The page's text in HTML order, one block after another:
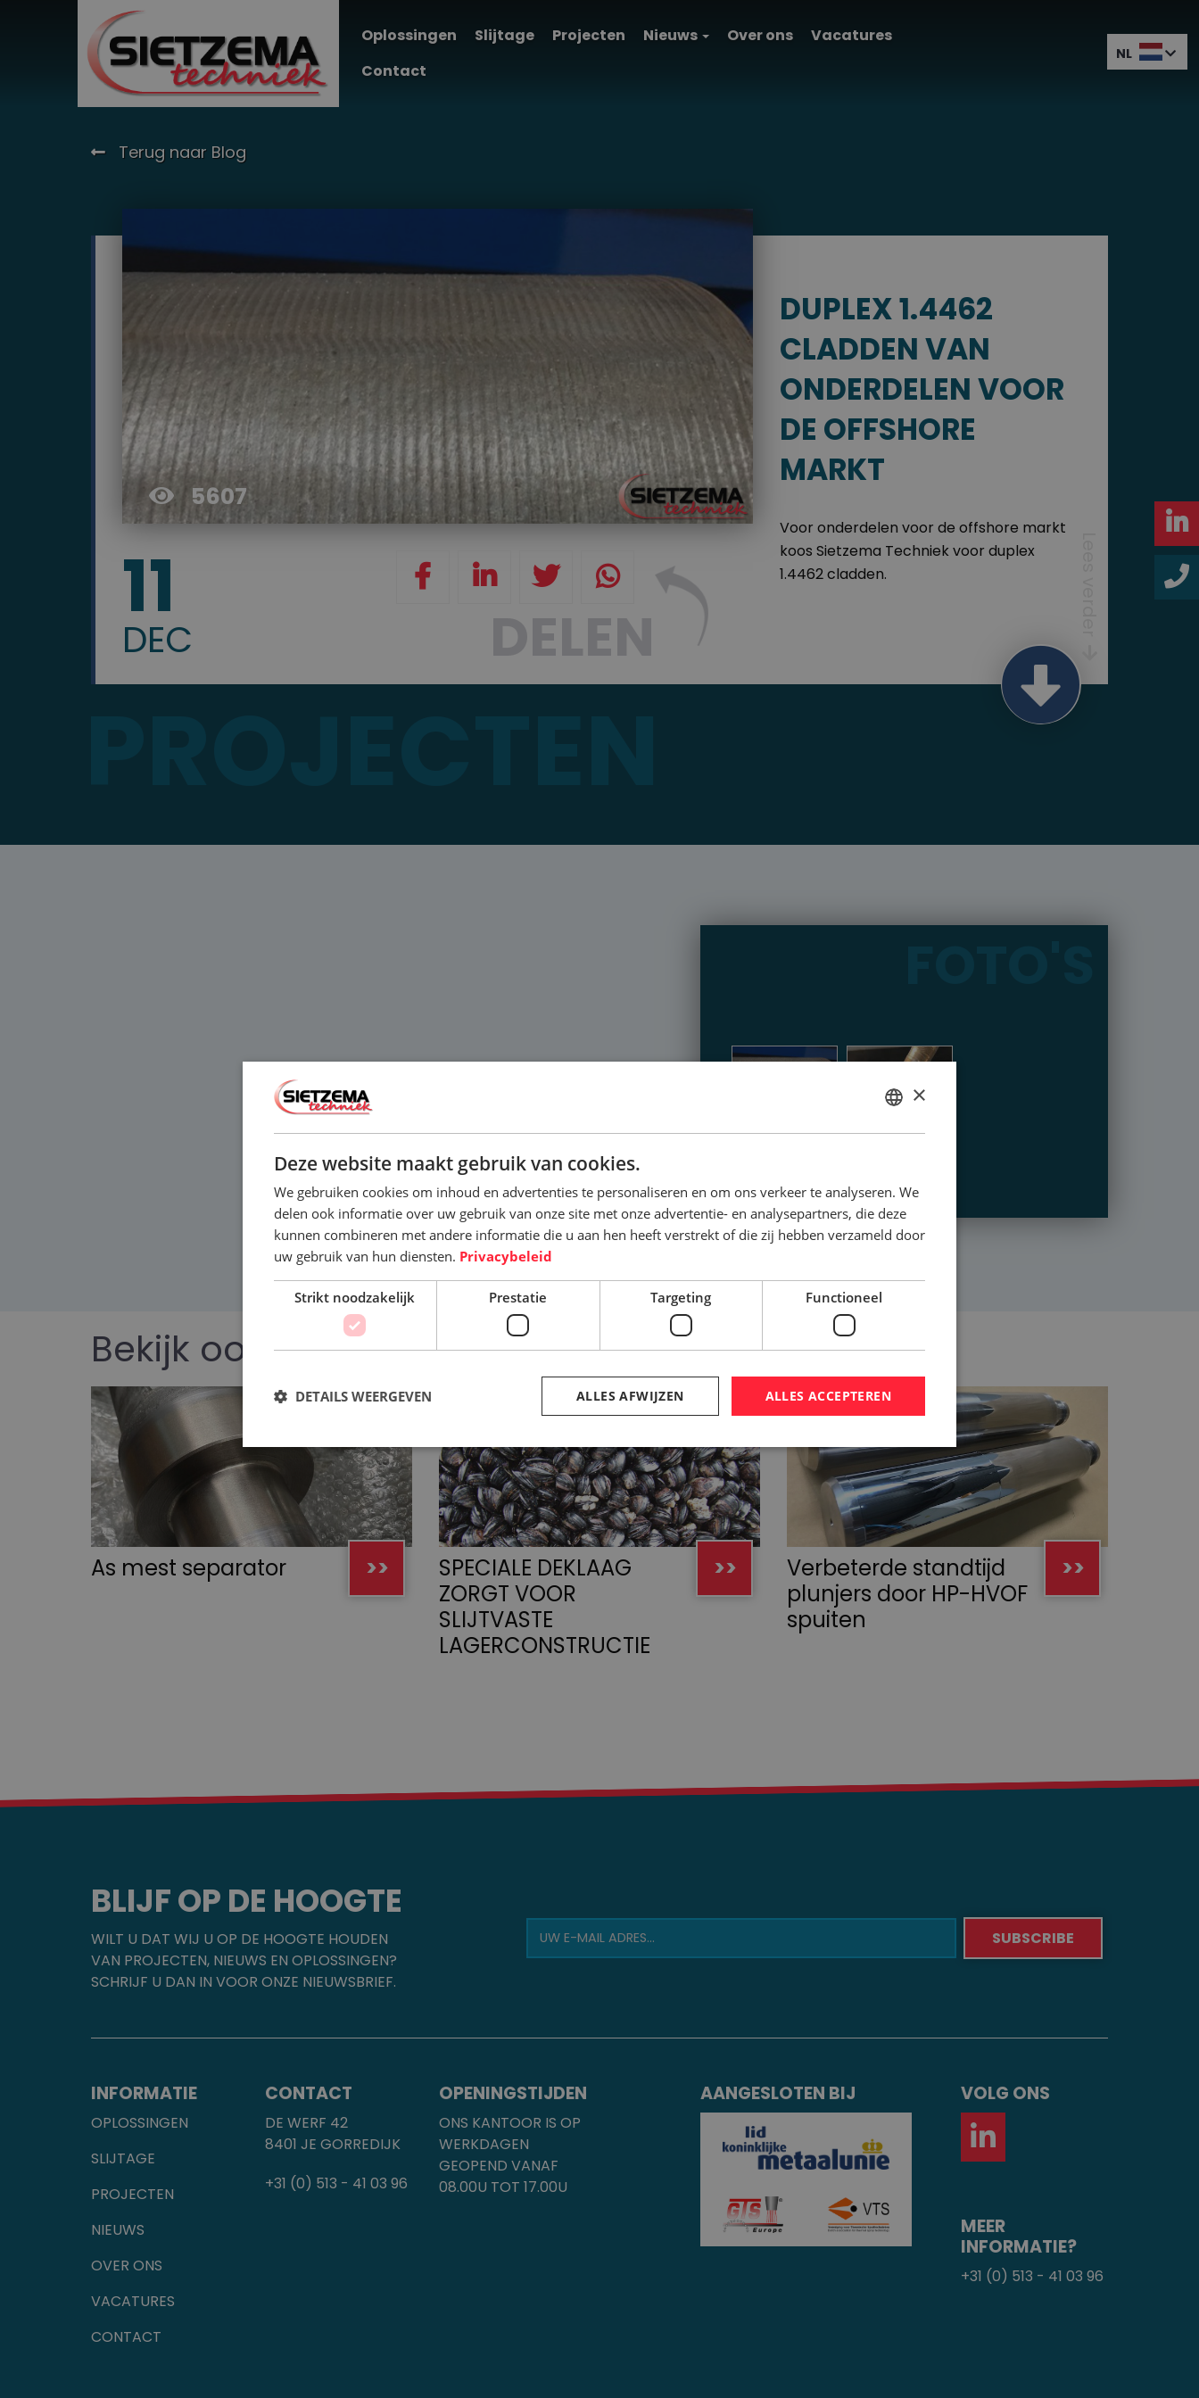
Oplossingen Slijtage Projecten Nieuws Over ons
Vacatures
Contact
Terug naar Blog
5607
11
DEC DELEN
DUPLEX 1.4462
CLADDEN VAN
ONDERDELEN VOOR
DE OFFSHORE
MARKT
Voor onderdelen voor de offshore markt
koos Sietzema Techniek voor duplex
1.4462 cladden.
Bekijk ook
>>
As mest separator >>
SPECIALE DEKLAAG
ZORGT VOOR
SLIJTVASTE
LAGERCONSTRUCTIE
>>
Verbeterde standtijd
plunjers door HP-HVOF
spuiten
NL
BLIJF OP DE HOOGTE
WILT U DAT WIJ U OP DE HOOGTE HOUDEN
VAN PROJECTEN, NIEUWS EN OPLOSSINGEN?
SCHRIJF U DAN IN VOOR ONZE NIEUWSBRIEF.
INFORMATIE
OPLOSSINGEN
SLIJTAGE
PROJECTEN
NIEUWS
OVER ONS
VACATURES
CONTACT
CONTACT
DE WERF 42
8401 JE GORREDIJK
+31 (0) 513 - 41 03 96
OPENINGSTIJDEN
ONS KANTOOR IS OP
WERKDAGEN
GEOPEND VANAF
08.00U TOT 17.00U
AANGESLOTEN BIJ VOLG ONS
MEER
INFORMATIE?
+31 (0) 513 - 41 03 96
×
Deze website maakt gebruik van cookies.
We gebruiken cookies om inhoud en advertenties te personaliseren en om ons verkeer te analyseren. We
delen ook informatie over uw gebruik van onze site met onze advertentie- en analysepartners, die deze
kunnen combineren met andere informatie die u aan hen heeft verstrekt of die zij hebben verzameld door
uw gebruik van hun diensten. Privacybeleid
Strikt noodzakelijk Prestatie Targeting Functioneel
ALLES ACCEPTEREN
ALLES AFWIJZEN
DETAILS WEERGEVEN